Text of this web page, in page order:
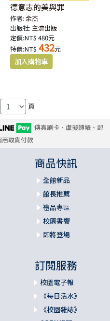
德意志的美與罪
作者:余杰
出版社:主流出版
定價:NT$ 480元
特價:NT$ 432元
頁
傳真刷卡、虛擬轉帳、郵
取貨付款
商品快訊
全館新品
館長推薦
禮品專區
校園書饗
即將登場
訂閱服務
校園電子報
《每日活水》
《校園雜誌》